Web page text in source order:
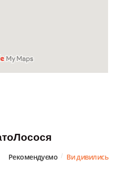
Рекомендуємо Ви дивились